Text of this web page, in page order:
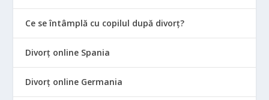
Ce se întâmplă cu copilul după divorț?
Divorț online Spania
Divorț online Germania